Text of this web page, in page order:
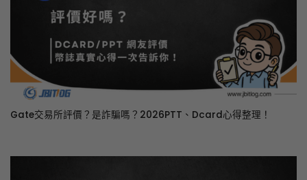
Gate交易所評價？是詐騙嗎？2026PTT、Dcard心得整理！